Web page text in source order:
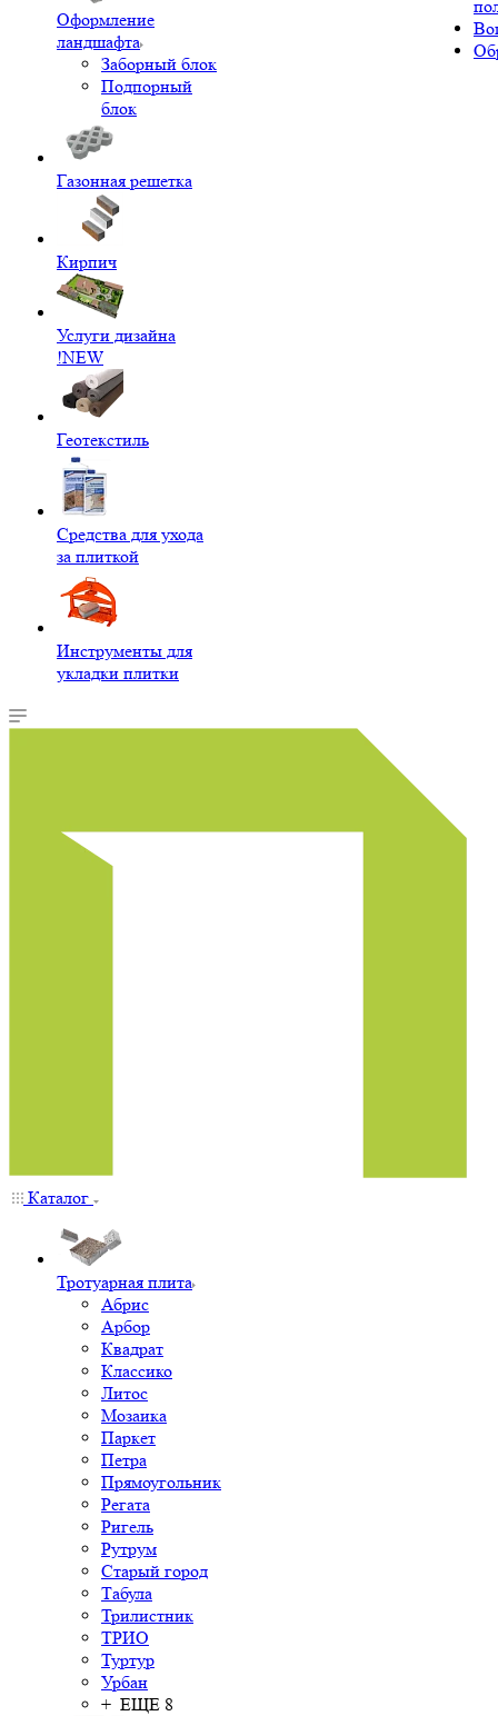
Оформление
ландшафта
Заборный блок
Подпорный
блок
Газонная решетка
Кирпич
Услуги дизайна
!NEW
Геотекстиль
Средства для ухода
за плиткой
Инструменты для
укладки плитки
Каталог
Тротуарная плита
Абрис
Арбор
Квадрат
Классико
Литос
Мозаика
Паркет
Петра
Прямоугольник
Регата
Ригель
Рутрум
Старый город
Табула
Трилистник
ТРИО
Туртур
Урбан
+ ЕЩЕ 8